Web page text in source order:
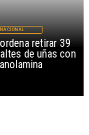
retirar 39
de uñas con
NACIONAL